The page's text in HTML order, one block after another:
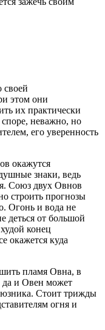
своей
этом они
их практически
неважно, но
его уверенность
окажутся
знаки, ведь
Союз двух Овнов
строить прогнозы
Огонь и вода не
деться от большой
конец
окажется куда
пламя Овна, в
да и Овен может
Стоит трижды
огня и